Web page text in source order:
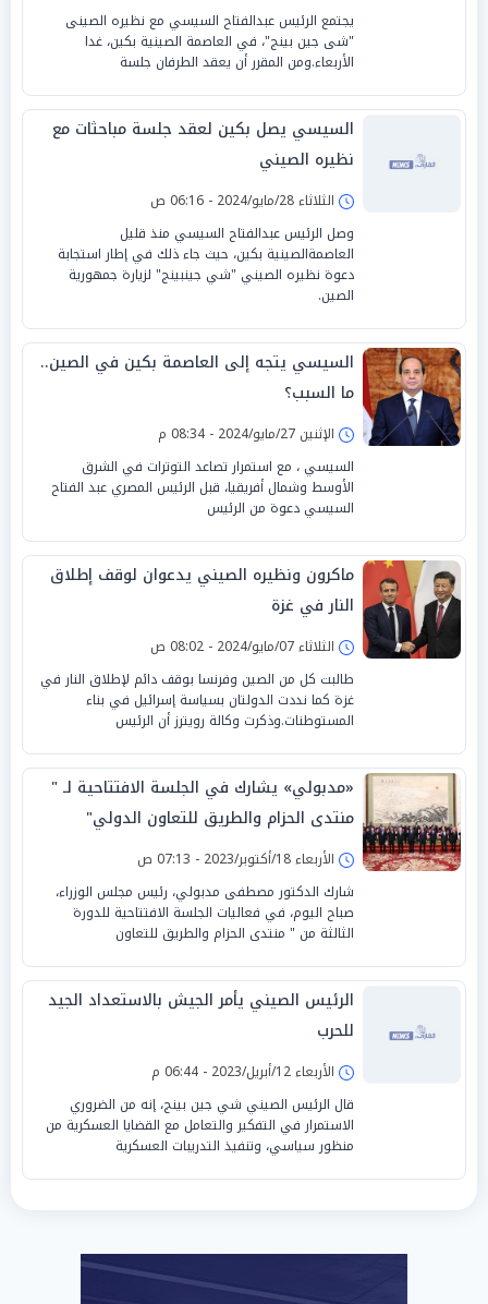
يجتمع الرئيس عبدالفتاح السيسي مع نظيره الصينى
"شى جين بينج"، في العاصمة الصينية بكين، غدا
الأربعاء.ومن المقرر أن يعقد الطرفان جلسة
السيسي يصل بكين لعقد جلسة مباحثات مع
نظيره الصيني
الثلاثاء 28/مايو/2024 - 06:16 ص
وصل الرئيس عبدالفتاح السيسي منذ قليل
العاصمةالصينية بكين، حيث جاء ذلك في إطار استجابة
دعوة نظيره الصيني "شي جينبينج" لزيارة جمهورية
الصين.
السيسي يتجه إلى العاصمة بكين في الصين..
ما السبب؟
الإثنين 27/مايو/2024 - 08:34 م
السيسي ، مع استمرار تصاعد التوترات في الشرق
الأوسط وشمال أفريقيا، قبل الرئيس المصري عبد الفتاح
السيسي دعوة من الرئيس
ماكرون ونظيره الصيني يدعوان لوقف إطلاق
النار في غزة
الثلاثاء 07/مايو/2024 - 08:02 ص
طالبت كل من الصين وفرنسا بوقف دائم لإطلاق النار في
غزة كما نددت الدولتان بسياسة إسرائيل في بناء
المستوطنات.وذكرت وكالة رويترز أن الرئيس
«مدبولي» يشارك في الجلسة الافتتاحية لـ "
منتدى الحزام والطريق للتعاون الدولي"
الأربعاء 18/أكتوبر/2023 - 07:13 ص
شارك الدكتور مصطفى مدبولي، رئيس مجلس الوزراء،
صباح اليوم، في فعاليات الجلسة الافتتاحية للدورة
الثالثة من " منتدى الحزام والطريق للتعاون
الرئيس الصيني يأمر الجيش بالاستعداد الجيد
للحرب
الأربعاء 12/أبريل/2023 - 06:44 م
قال الرئيس الصيني شي جين بينج، إنه من الضروري
الاستمرار في التفكير والتعامل مع القضايا العسكرية من
منظور سياسي، وتنفيذ التدريبات العسكرية